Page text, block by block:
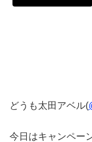
どうも太田アベル(
今日はキャンペー